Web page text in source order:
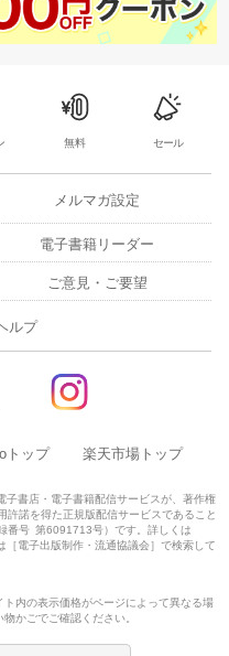
無料 セール
メルマガ設定
電子書籍リーダー
ご意見・ご要望
ルプ
トップ 楽天市場トップ
子書店・電子書籍配信サービスが、著作権
許諾を得た正規版配信サービスであること
番号 第6091713号）です。詳しくは
［電子出版制作・流通協議会］で検索して
内の表示価格がページによって異なる場
かごでご確認ください。